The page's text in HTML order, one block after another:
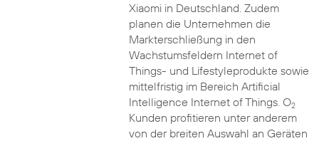
Xiaomi in Deutschland. Zudem
planen die Unternehmen die
Markterschließung in den
Wachstumsfeldern Internet of
Things- und Lifestyleprodukte sowie
mittelfristig im Bereich Artificial
Intelligence Internet of Things. O2
Kunden profitieren unter anderem
von der breiten Auswahl an Geräten